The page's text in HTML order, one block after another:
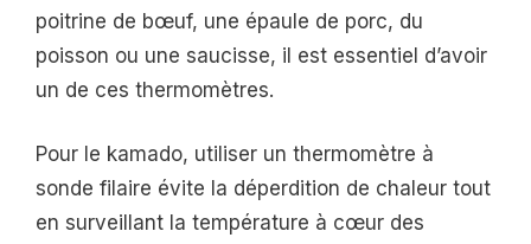
poitrine de bœuf, une épaule de porc, du
poisson ou une saucisse, il est essentiel d’avoir
un de ces thermomètres.
Pour le kamado, utiliser un thermomètre à
sonde filaire évite la déperdition de chaleur tout
en surveillant la température à cœur des